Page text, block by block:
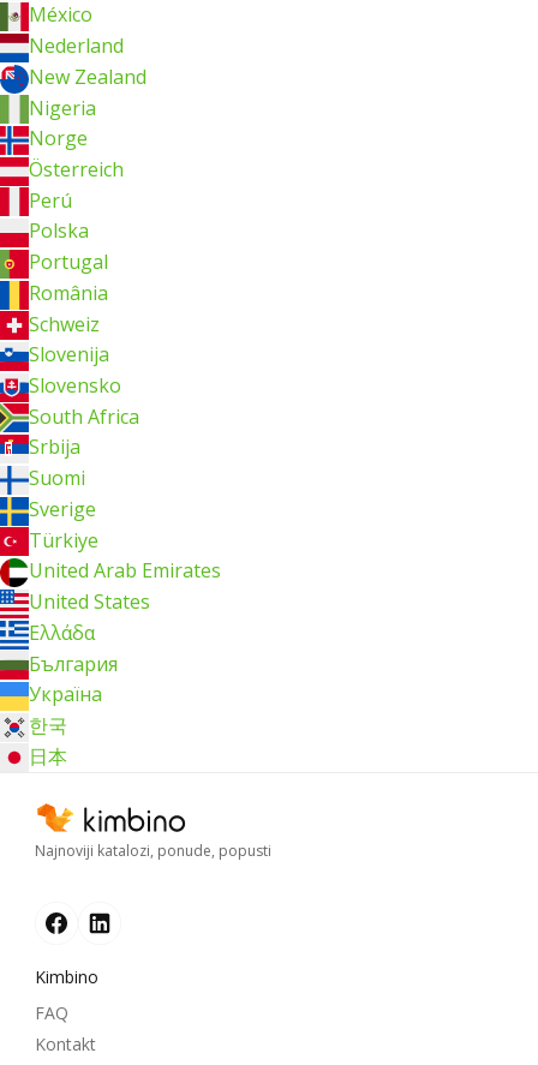
México
Nederland
New Zealand
Nigeria
Norge
Österreich
Perú
Polska
Portugal
România
Schweiz
Slovenija
Slovensko
South Africa
Srbija
Suomi
Sverige
Türkiye
United Arab Emirates
United States
Ελλάδα
България
Україна
한국
日本
Najnoviji katalozi, ponude, popusti
Kimbino
FAQ
Kontakt